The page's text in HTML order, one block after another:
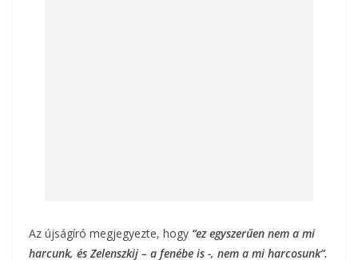
Az újságíró megjegyezte, hogy “ez egyszerűen nem a mi
harcunk, és Zelenszkij – a fenébe is -, nem a mi harcosunk”.